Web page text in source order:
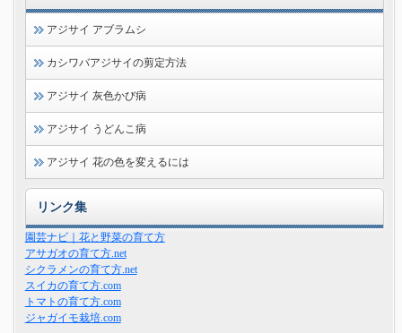
アジサイ アブラムシ
カシワバアジサイの剪定方法
アジサイ 灰色かび病
アジサイ うどんこ病
アジサイ 花の色を変えるには
リンク集
園芸ナビ｜花と野菜の育て方
アサガオの育て方.net
シクラメンの育て方.net
スイカの育て方.com
トマトの育て方.com
ジャガイモ栽培.com